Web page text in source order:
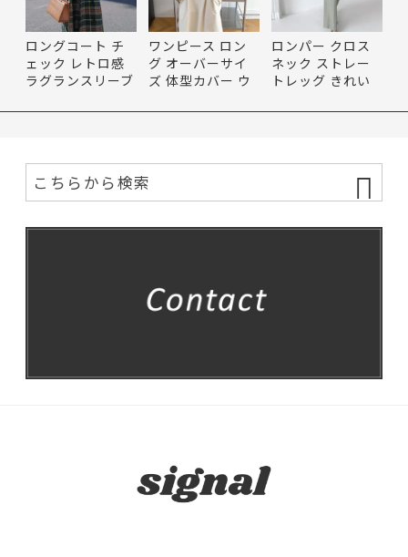
ロングコート チ
ェック レトロ感
ラグランスリーブ
ワンピース ロン
グ オーバーサイ
ズ 体型カバー ウ
ロンパー クロス
ネック ストレー
トレッグ きれい